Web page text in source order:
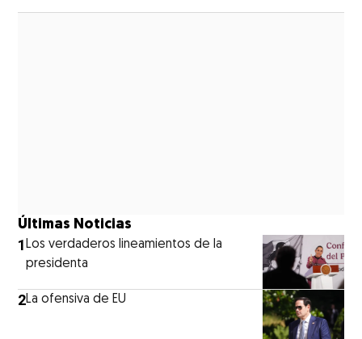
Últimas Noticias
1Los verdaderos lineamientos de la
presidenta
2La ofensiva de EU